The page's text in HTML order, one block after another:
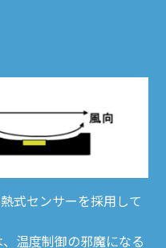
式センサーを採用して
温度制御の邪魔になる